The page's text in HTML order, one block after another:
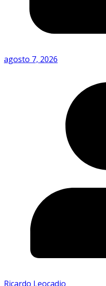
agosto 7, 2026
Ricardo Leocadio